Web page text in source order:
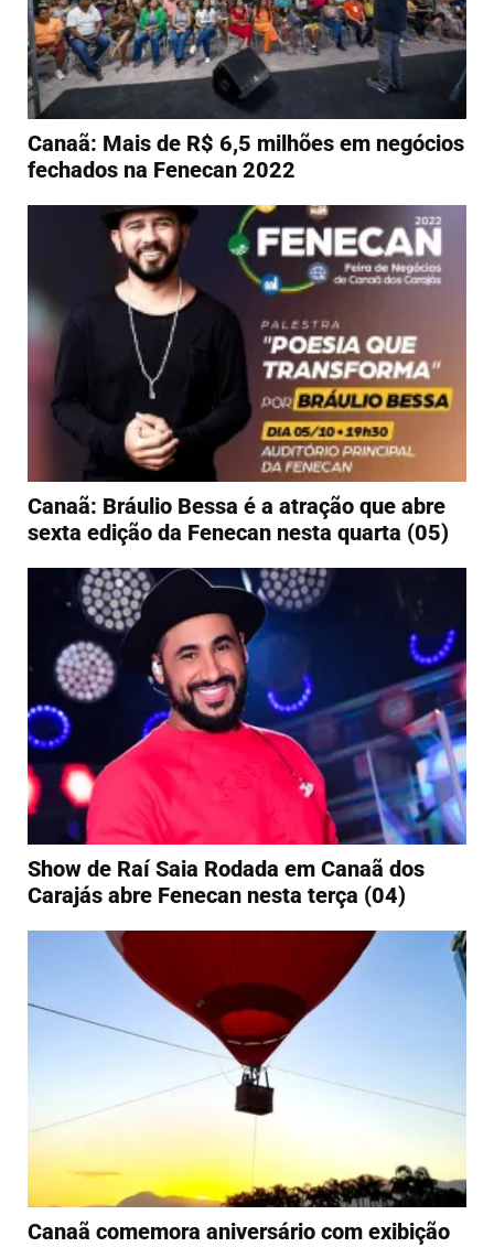
Canaã: Mais de R$ 6,5 milhões em negócios
fechados na Fenecan 2022
Canaã: Bráulio Bessa é a atração que abre
sexta edição da Fenecan nesta quarta (05)
Show de Raí Saia Rodada em Canaã dos
Carajás abre Fenecan nesta terça (04)
Canaã comemora aniversário com exibição